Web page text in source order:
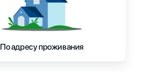
По адресу проживания